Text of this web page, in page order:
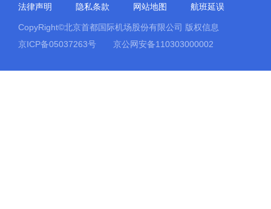
法律声明 隐私条款 网站地图 航班延误
CopyRight©北京首都国际机场股份有限公司 版权信息
京ICP备05037263号
京公网安备110303000002